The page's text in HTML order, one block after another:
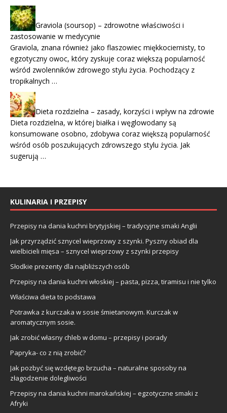
Graviola (soursop) – zdrowotne właściwości i
zastosowanie w medycynie
Graviola, znana również jako flaszowiec miękkociernisty, to
egzotyczny owoc, który zyskuje coraz większą popularność
wśród zwolenników zdrowego stylu życia. Pochodzący z
tropikalnych …
Dieta rozdzielna – zasady, korzyści i wpływ na zdrowie
Dieta rozdzielna, w której białka i węglowodany są
konsumowane osobno, zdobywa coraz większą popularność
wśród osób poszukujących zdrowszego stylu życia. Jak
sugerują …
KULINARIA I PRZEPISY
Przepisy na dania kuchni brytyjskiej – tradycyjne smaki Anglii
Jak przyrządzić sznycel wieprzowy z szynki. Pyszny obiad dla
wielbicieli mięsa – sznycel wieprzowy z szynki przepisy
Słodkie prezenty dla najbliższych osób
Przepisy na dania kuchni włoskiej – pasta, pizza, tiramisu i nie tylko
Właściwa dieta to podstawa
Potrawka z kurczaka w sosie śmietanowym. Kurczak w
aromatycznym sosie.
Jak zrobić własny chleb w domu – przepisy i porady
Papryka- co z nią zrobić?
Jak pozbyć się wzdętego brzucha – naturalne sposoby na
złagodzenie dolegliwości
Przepisy na dania kuchni marokańskiej – egzotyczne smaki z
Afryki